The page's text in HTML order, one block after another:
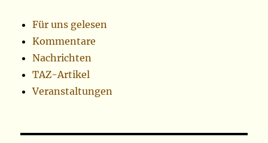
Für uns gelesen
Kommentare
Nachrichten
TAZ-Artikel
Veranstaltungen